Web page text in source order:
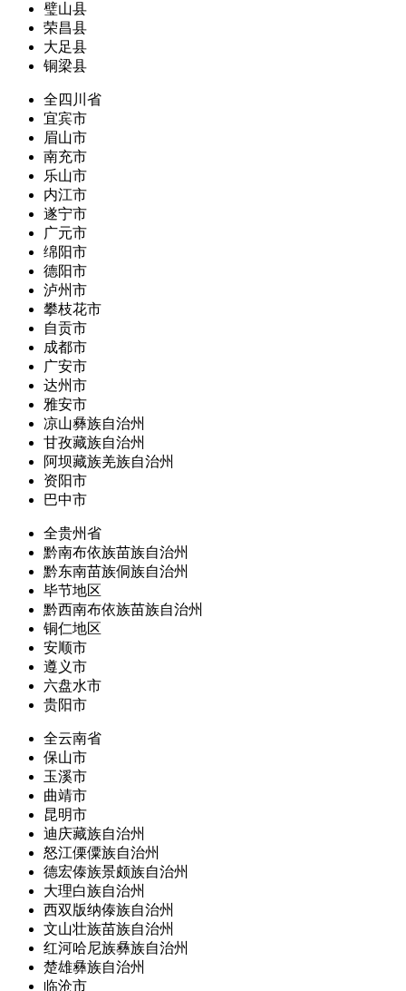
璧山县
荣昌县
大足县
铜梁县
全四川省
宜宾市
眉山市
南充市
乐山市
内江市
遂宁市
广元市
绵阳市
德阳市
泸州市
攀枝花市
自贡市
成都市
广安市
达州市
雅安市
凉山彝族自治州
甘孜藏族自治州
阿坝藏族羌族自治州
资阳市
巴中市
全贵州省
黔南布依族苗族自治州
黔东南苗族侗族自治州
毕节地区
黔西南布依族苗族自治州
铜仁地区
安顺市
遵义市
六盘水市
贵阳市
全云南省
保山市
玉溪市
曲靖市
昆明市
迪庆藏族自治州
怒江傈僳族自治州
德宏傣族景颇族自治州
大理白族自治州
西双版纳傣族自治州
文山壮族苗族自治州
红河哈尼族彝族自治州
楚雄彝族自治州
临沧市